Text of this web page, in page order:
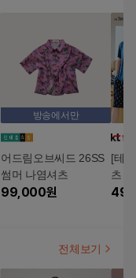
방송에서만
어드림오브씨드 26SS
썸머 나염셔츠
99,000원
[테
츠 (
전체보기